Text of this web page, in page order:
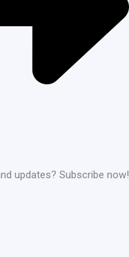
updates? Subscribe now!